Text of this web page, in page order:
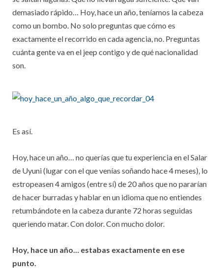
demasiado rápido… Hoy, hace un año, teníamos la cabeza
como un bombo. No solo preguntas que cómo es
exactamente el recorrido en cada agencia, no. Preguntas
cuánta gente va en el jeep contigo y de qué nacionalidad
son.
Es así.
Hoy, hace un año… no querías que tu experiencia en el Salar
de Uyuni (lugar con el que venías soñando hace 4 meses), lo
estropeasen 4 amigos (entre sí) de 20 años que no pararían
de hacer burradas y hablar en un idioma que no entiendes
retumbándote en la cabeza durante 72 horas seguidas
queriendo matar. Con dolor. Con mucho dolor.
Hoy, hace un año… estabas exactamente en ese
punto.